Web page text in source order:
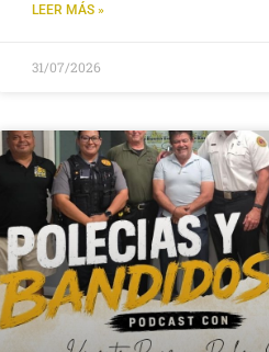
LEER MÁS »
31/07/2026